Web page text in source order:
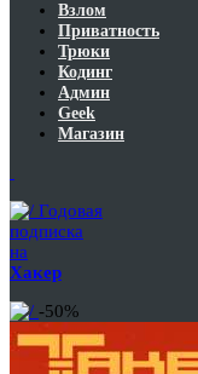
Взлом
Приватность
Трюки
Кодинг
Админ
Geek
Магазин
Годовая
подписка
на
Хакер
-50%